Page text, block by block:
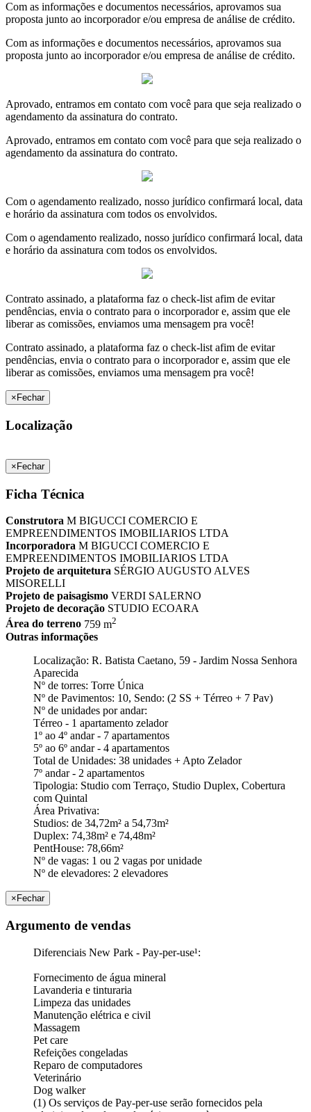
Com as informações e documentos necessários, aprovamos sua
proposta junto ao incorporador e/ou empresa de análise de crédito.
Com as informações e documentos necessários, aprovamos sua
proposta junto ao incorporador e/ou empresa de análise de crédito.
Aprovado, entramos em contato com você para que seja realizado o
agendamento da assinatura do contrato.
Aprovado, entramos em contato com você para que seja realizado o
agendamento da assinatura do contrato.
Com o agendamento realizado, nosso jurídico confirmará local, data
e horário da assinatura com todos os envolvidos.
Com o agendamento realizado, nosso jurídico confirmará local, data
e horário da assinatura com todos os envolvidos.
Contrato assinado, a plataforma faz o check-list afim de evitar
pendências, envia o contrato para o incorporador e, assim que ele
liberar as comissões, enviamos uma mensagem pra você!
Contrato assinado, a plataforma faz o check-list afim de evitar
pendências, envia o contrato para o incorporador e, assim que ele
liberar as comissões, enviamos uma mensagem pra você!
× Fechar
Localização
× Fechar
Ficha Técnica
Construtora M BIGUCCI COMERCIO E
EMPREENDIMENTOS IMOBILIARIOS LTDA
Incorporadora M BIGUCCI COMERCIO E
EMPREENDIMENTOS IMOBILIARIOS LTDA
Projeto de arquitetura SÉRGIO AUGUSTO ALVES
MISORELLI
Projeto de paisagismo VERDI SALERNO
Projeto de decoração STUDIO ECOARA
Área do terreno 759 m2
Outras informações
Localização: R. Batista Caetano, 59 - Jardim Nossa Senhora
Aparecida
Nº de torres: Torre Única
Nº de Pavimentos: 10, Sendo: (2 SS + Térreo + 7 Pav)
Nº de unidades por andar:
Térreo - 1 apartamento zelador
1º ao 4º andar - 7 apartamentos
5º ao 6º andar - 4 apartamentos
Total de Unidades: 38 unidades + Apto Zelador
7º andar - 2 apartamentos
Tipologia: Studio com Terraço, Studio Duplex, Cobertura
com Quintal
Área Privativa:
Studios: de 34,72m² a 54,73m²
Duplex: 74,38m² e 74,48m²
PentHouse: 78,66m²
Nº de vagas: 1 ou 2 vagas por unidade
Nº de elevadores: 2 elevadores
×Fechar
Argumento de vendas
Diferenciais New Park - Pay-per-use¹:
Fornecimento de água mineral
Lavanderia e tinturaria
Limpeza das unidades
Manutenção elétrica e civil
Massagem
Pet care
Refeições congeladas
Reparo de computadores
Veterinário
Dog walker
(1) Os serviços de Pay-per-use serão fornecidos pela